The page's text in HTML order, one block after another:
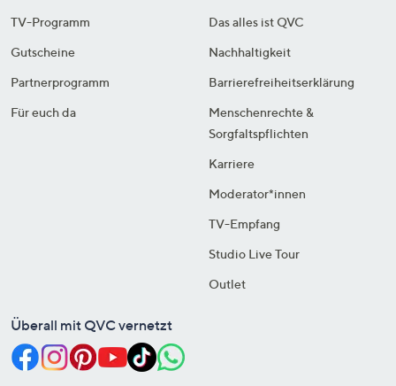
TV-Programm
Gutscheine
Partnerprogramm
Für euch da
Das alles ist QVC
Nachhaltigkeit
Barrierefreiheitserklärung
Menschenrechte &
Sorgfaltspflichten
Karriere
Moderator*innen
TV-Empfang
Studio Live Tour
Outlet
Überall mit QVC vernetzt